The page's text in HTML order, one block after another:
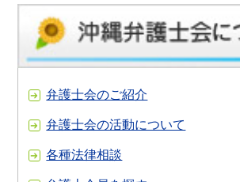
弁護士会のご紹介
弁護士会の活動について
各種法律相談